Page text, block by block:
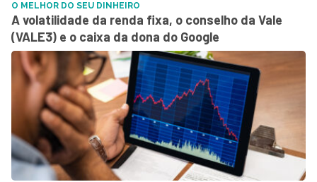
O MELHOR DO SEU DINHEIRO
A volatilidade da renda fixa, o conselho da Vale
(VALE3) e o caixa da dona do Google